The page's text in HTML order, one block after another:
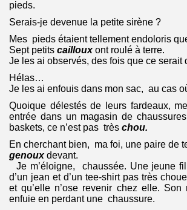
pieds.
Serais-je devenue la petite sirène ?
Mes pieds étaient tellement endoloris
Sept petits caillouxont roulé à terre.
Je les ai observés, des fois que ce
Hélas…
Je les ai enfouis dans mon sac, au cas
Quoique délestés de leurs fardeaux,
entrée dans un magasin de
baskets, ce n’est pas très chou.
En cherchant bien, ma foi, une paire de
genouxdevant.
Je m’éloigne, chaussée. Une jeune
d’un jean et d’un tee-shirt pas très
et qu’elle n’ose revenir chez elle.
enfuie en perdant une chaussure.